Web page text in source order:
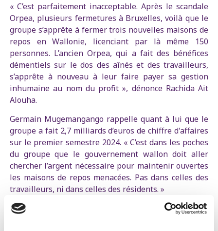
« C’est parfaitement inacceptable. Après le scandale
Orpea, plusieurs fermetures à Bruxelles, voilà que le
groupe s’apprête à fermer trois nouvelles maisons de
repos en Wallonie, licenciant par là même 150
personnes. L’ancien Orpea, qui a fait des bénéfices
démentiels sur le dos des aînés et des travailleurs,
s’apprête à nouveau à leur faire payer sa gestion
inhumaine au nom du profit », dénonce Rachida Ait
Alouha.
Germain Mugemangango rappelle quant à lui que le
groupe a fait 2,7 milliards d’euros de chiffre d'affaires
sur le premier semestre 2024. « C’est dans les poches
du groupe que le gouvernement wallon doit aller
chercher l’argent nécessaire pour maintenir ouvertes
les maisons de repos menacées. Pas dans celles des
travailleurs, ni dans celles des résidents. »
« C’est le parfait exemple de ce qui arrive quand on
laisse faire le marché, comme le veut la majorité MR-